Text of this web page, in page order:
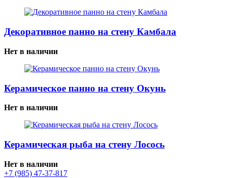
Декоративное панно на стену Камбала
Нет в наличии
Керамическое панно на стену Окунь
Нет в наличии
Керамическая рыба на стену Лосось
Нет в наличии
+7 (985) 47-37-817